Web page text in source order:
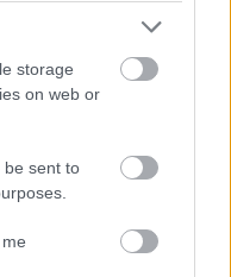
storage
on web or
be sent to
komoly változtatási
egy-egy karakterrel
kijavítani őket (a
MARCHF1 lett). A
például a genetikai